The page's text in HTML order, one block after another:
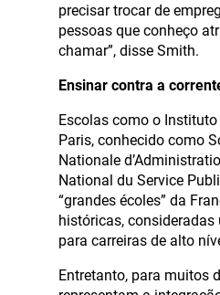
precisar trocar de
pessoas que conheço
chamar”, disse Smith.
Ensinar contra a
Escolas como o
Paris, conhecido como
Nationale
National du Service
“grandes écoles” da
históricas, consideradas
para carreiras de alto
Entretanto, para muitos